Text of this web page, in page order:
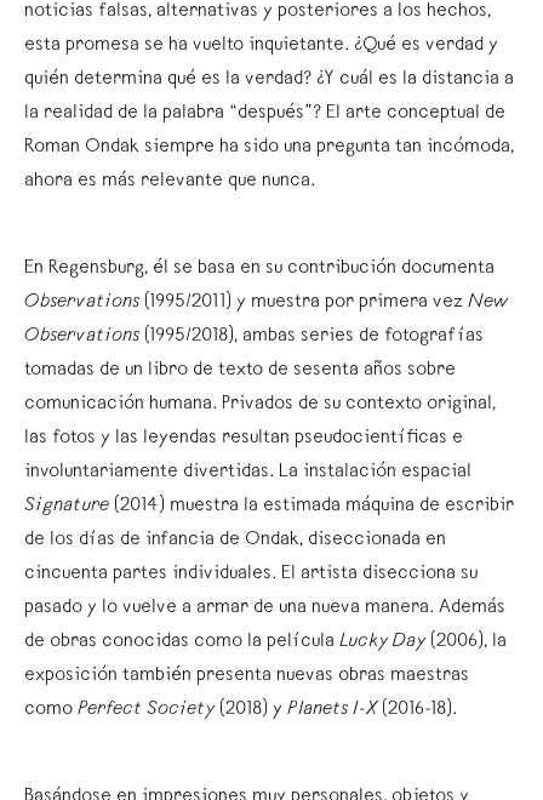
noticias falsas, alternativas y posteriores a los hechos,
esta promesa se ha vuelto inquietante. ¿Qué es verdad y
quién determina qué es la verdad? ¿Y cuál es la distancia a
la realidad de la palabra “después”? El arte conceptual de
Roman Ondak siempre ha sido una pregunta tan incómoda,
ahora es más relevante que nunca.
En Regensburg, él se basa en su contribución documenta
Observations (1995/2011) y muestra por primera vez New
Observations (1995/2018), ambas series de fotografías
tomadas de un libro de texto de sesenta años sobre
comunicación humana. Privados de su contexto original,
las fotos y las leyendas resultan pseudocientíficas e
involuntariamente divertidas. La instalación espacial
Signature (2014) muestra la estimada máquina de escribir
de los días de infancia de Ondak, diseccionada en
cincuenta partes individuales. El artista disecciona su
pasado y lo vuelve a armar de una nueva manera. Además
de obras conocidas como la película Lucky Day(2006), la
exposición también presenta nuevas obras maestras
como Perfect Society(2018) y Planets I-X (2016-18).